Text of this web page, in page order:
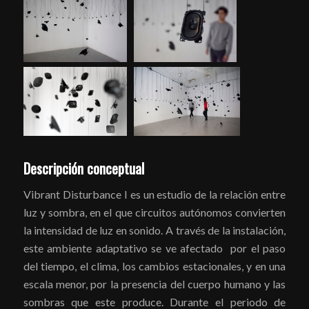
Descripción conceptual
Vibrant Disturbance I es un estudio de la relación entre
luz y sombra, en el que circuitos autónomos convierten
la intensidad de luz en sonido. A través de la instalación,
este ambiente adaptativo se ve afectado por el paso
del tiempo, el clima, los cambios estacionales, y en una
escala menor, por la presencia del cuerpo humano y las
sombras que este produce. Durante el periodo de